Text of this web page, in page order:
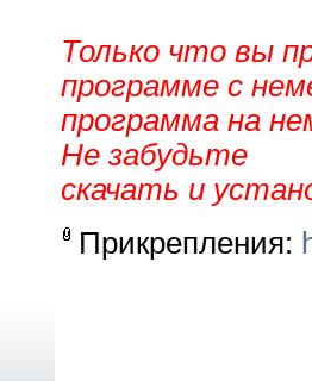
Только что вы
программе с
программа на
Не забудьте
скачать и
Прикрепления: